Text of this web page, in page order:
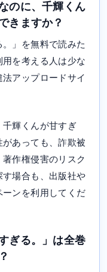
のに、千輝くん
きますか？
」を無料で読みた
を考える人は少な
アップロードサイ
輝くんが甘すぎ
あっても、詐欺被
作権侵害のリスク
場合も、出版社や
ンを利用してくだ
ぎる。」は全巻